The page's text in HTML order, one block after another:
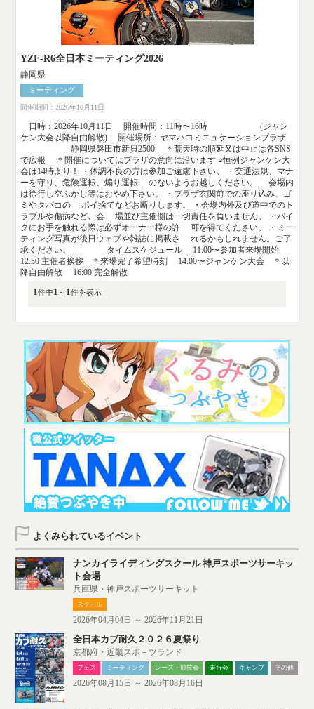
YZF-R6全日本ミーティング2026
静岡県
ミーティング
開催期間：2026年10月11日
日時：2026年10月11日 開催時間：11時〜16時 (ジャン
ケン大会以降自由解散) 開催場所：ヤマハコミニュケーションプラザ
静岡県磐田市新貝2500 ＊荒天時の順延又は中止は各SNS
で広報 ＊開催についてはプラザの意向に沿います ○恒例ジャンケン大
会は14時より！ ・体調不良の方は参加ご遠慮下さい。 ・交通法規、マナ
ーを守り、危険運転、煽り運転 のないようお越しください。 会場内
は徐行し空ぶかし等はおやめ下さい。 ・プラザ玄関前での座り込み、ゴ
ミやタバコの ポイ捨てなどお断りします。 ・会場内外及び道中でのト
ラブルや傷病など、会 場並び主催側は一切責任を負いません。 ・バイ
クにお手を触れる際は必ずオーナー様の許 可を得てください。 ・ミー
ティング写真が後日ウェブや雑誌に掲載さ れるかもしれません。ご了
承ください。 タイムスケジュール 11:00〜参加者来場開始
12:30 主催者挨拶 ＊来場完了希望時刻 14:00〜ジャンケン大会 ＊以
降自由解散 16:00 完全解散
1件中1 ～ 1件を表示
よくみられているイベント
ナンカイライディングスクール 神戸スポーツサーキッ
ト会場
兵庫県・神戸スポーツサーキット
スクール
2026年04月04日 ～ 2026年11月21日
全日本カブ耐久２０２６夏祭り
京都府・近畿スポ－ツランド
フェス ミーティング レース・競技会 走行会 キャンプ その他
2026年08月15日 ～ 2026年08月16日